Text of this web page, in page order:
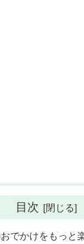
目次
でかけをもっと